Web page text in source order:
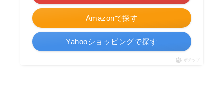
Amazonで探す
Yahooショッピングで探す
ポチップ